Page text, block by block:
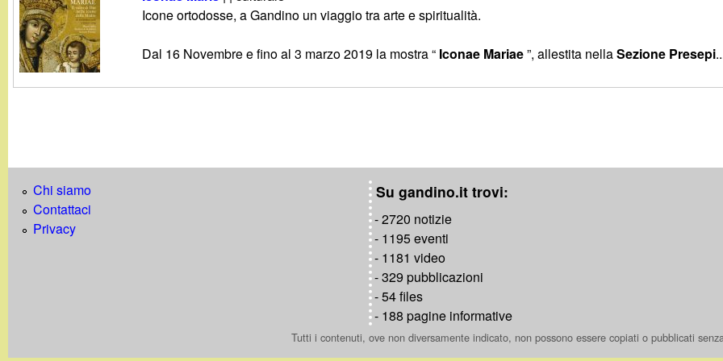
g
a
n
i
n
Icone ortodosse, a Gandino un viaggio tra arte e spiritualità.
Dal 16 Novembre e fino al 3 marzo 2019 la mostra “ Iconae Mariae”, allestita nellaSezione Presepi
Chi siamo
Contattaci
Privacy
Su gandino.it trovi:
- 2720 notizie
- 1195 eventi
- 1181 video
- 329 pubblicazioni
- 54 files
- 188 pagine informative
Tutti i contenuti, ove non diversamente indicato, non possono essere copiati o pubblicati